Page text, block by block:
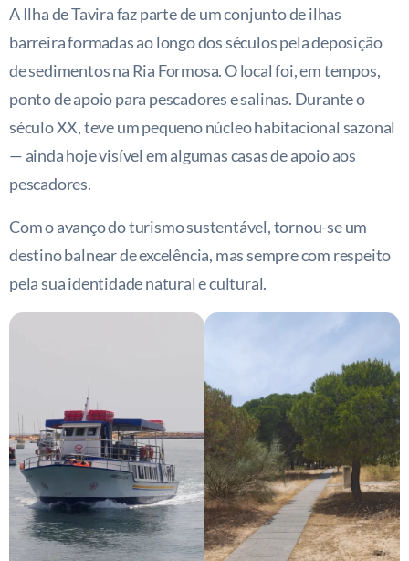
A Ilha de Tavira faz parte de um conjunto de ilhas
barreira formadas ao longo dos séculos pela deposição
de sedimentos na Ria Formosa. O local foi, em tempos,
ponto de apoio para pescadores e salinas. Durante o
século XX, teve um pequeno núcleo habitacional sazonal
— ainda hoje visível em algumas casas de apoio aos
pescadores.
Com o avanço do turismo sustentável, tornou-se um
destino balnear de excelência, mas sempre com respeito
pela sua identidade natural e cultural.